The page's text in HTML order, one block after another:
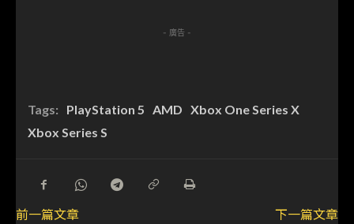
- 廣告 -
Tags: PlayStation 5 AMD Xbox One Series X
Xbox Series S
前一篇文章
下一篇文章